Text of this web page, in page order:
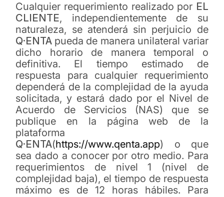
Cualquier requerimiento realizado por EL
CLIENTE, independientemente de su
naturaleza, se atenderá sin perjuicio de
Q·ENTA pueda de manera unilateral variar
dicho horario de manera temporal o
definitiva. El tiempo estimado de
respuesta para cualquier requerimiento
dependerá de la complejidad de la ayuda
solicitada, y estará dado por el Nivel de
Acuerdo de Servicios (NAS) que se
publique en la página web de la
plataforma
Q·ENTA(https://www.qenta.app) o que
sea dado a conocer por otro medio. Para
requerimientos de nivel 1 (nivel de
complejidad baja), el tiempo de respuesta
máximo es de 12 horas hábiles. Para